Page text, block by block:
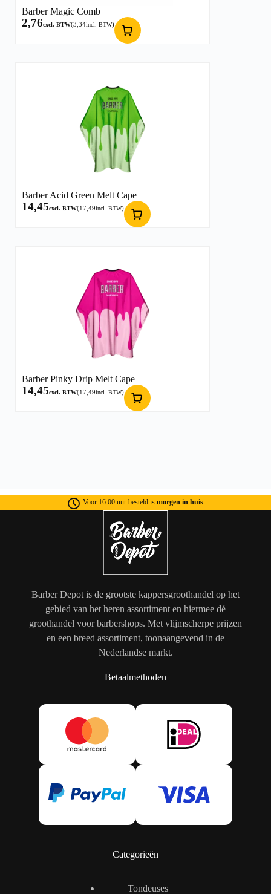
Barber Magic Comb
2,76excl. BTW(3,34incl. BTW)
Barber Acid Green Melt Cape
14,45excl. BTW(17,49incl. BTW)
Barber Pinky Drip Melt Cape
14,45excl. BTW(17,49incl. BTW)
Voor 16:00 uur besteld is morgen in huis
Barber Depot is de grootste kappersgroothandel op het
gebied van het heren assortiment en hiermee dé
groothandel voor barbershops. Met vlijmscherpe prijzen
en een breed assortiment, toonaangevend in de
Nederlandse markt.
Betaalmethoden
Categorieën
Tondeuses